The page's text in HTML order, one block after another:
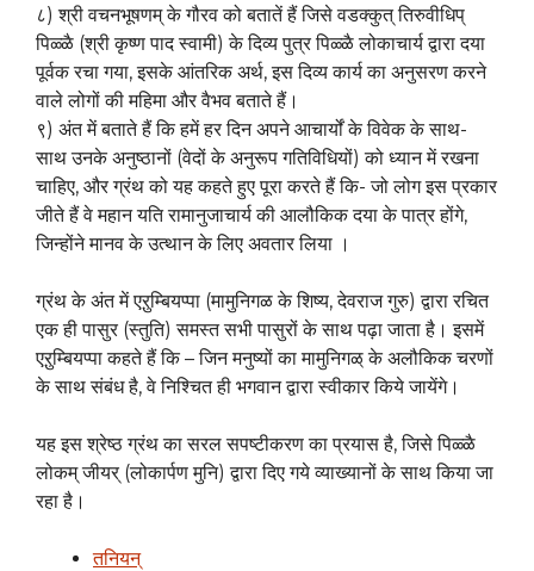
८) श्री वचनभूषणम् के गौरव को बतातें हैं जिसे वडक्कुत् तिरुवीधिप्
पिळ्ळै (श्री कृष्ण पाद स्वामी) के दिव्य पुत्र पिळ्ळै लोकाचार्य द्वारा दया
पूर्वक रचा गया, इसके आंतरिक अर्थ, इस दिव्य कार्य का अनुसरण करने
वाले लोगों की महिमा और वैभव बताते हैं।
९) अंत में बताते हैं कि हमें हर दिन अपने आचार्यों के विवेक के साथ-
साथ उनके अनुष्ठानों (वेदों के अनुरूप गतिविधियों) को ध्यान में रखना
चाहिए, और ग्रंथ को यह कहते हुए पूरा करते हैं कि- जो लोग इस प्रकार
जीते हैं वे महान यति रामानुजाचार्य की आलौकिक दया के पात्र होंगे,
जिन्होंने मानव के उत्थान के लिए अवतार लिया ।
ग्रंथ के अंत में एऱुम्बियप्पा (मामुनिगळ के शिष्य, देवराज गुरु) द्वारा रचित
एक ही पासुर (स्तुति) समस्त सभी पासुरों के साथ पढ़ा जाता है। इसमें
एऱुम्बियप्पा कहते हैं कि – जिन मनुष्यों का मामुनिगळ् के अलौकिक चरणों
के साथ संबंध है, वे निश्चित ही भगवान द्वारा स्वीकार किये जायेंगे।
यह इस श्रेष्ठ ग्रंथ का सरल सपष्टीकरण का प्रयास है, जिसे पिळ्ळै
लोकम् जीयर् (लोकार्पण मुनि) द्वारा दिए गये व्याख्यानों के साथ किया जा
रहा है।
तनियन्